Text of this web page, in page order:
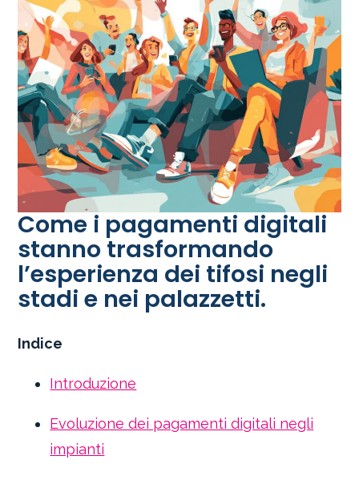
Come i pagamenti digitali
stanno trasformando
l’esperienza dei tifosi negli
stadi e nei palazzetti.
Indice
Introduzione
Evoluzione dei pagamenti digitali negli
impianti